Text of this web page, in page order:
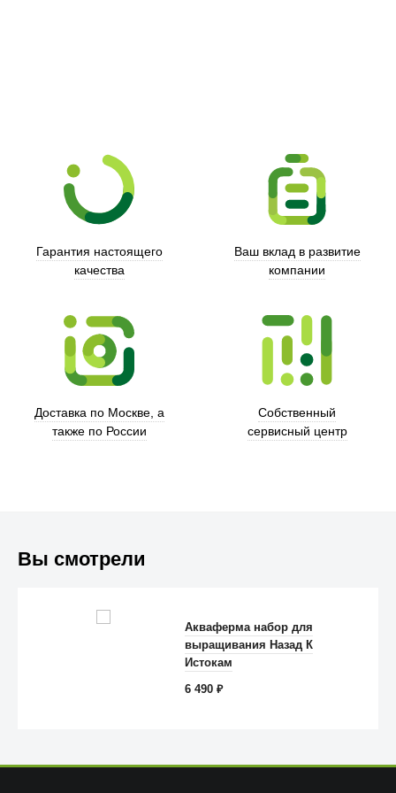
Гарантия настоящего
качества
Ваш вклад в развитие
компании
Доставка по Москве, а
также по России
Собственный
сервисный центр
Вы смотрели
Акваферма набор для
выращивания Назад К
Истокам
6 490₽